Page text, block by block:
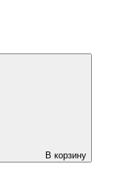
В корзину